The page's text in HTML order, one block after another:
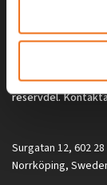
Alla priser på
gäller inte vid köp
reservdel.
Surgatan 12, 602 28
Norrköping,